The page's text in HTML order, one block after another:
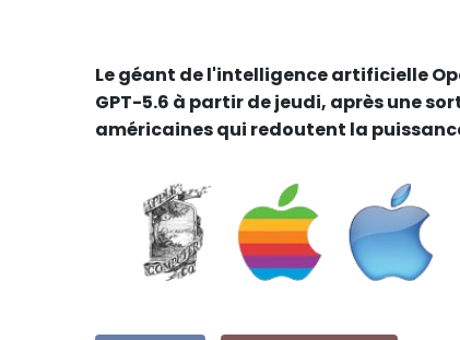
Le géant de l'intelligence artificielle
GPT-5.6 à partir de jeudi, après une
américaines qui redoutent la